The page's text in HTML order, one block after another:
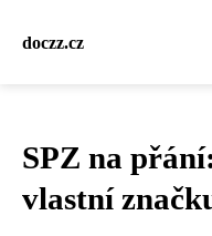
doczz.cz
SPZ na
vlastní